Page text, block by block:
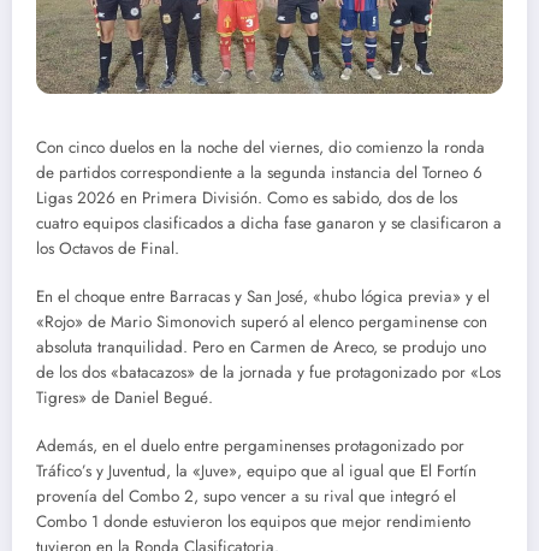
Con cinco duelos en la noche del viernes, dio comienzo la ronda
de partidos correspondiente a la segunda instancia del Torneo 6
Ligas 2026 en Primera División. Como es sabido, dos de los
cuatro equipos clasificados a dicha fase ganaron y se clasificaron a
los Octavos de Final.
En el choque entre Barracas y San José, «hubo lógica previa» y el
«Rojo» de Mario Simonovich superó al elenco pergaminense con
absoluta tranquilidad. Pero en Carmen de Areco, se produjo uno
de los dos «batacazos» de la jornada y fue protagonizado por «Los
Tigres» de Daniel Begué.
Además, en el duelo entre pergaminenses protagonizado por
Tráfico’s y Juventud, la «Juve», equipo que al igual que El Fortín
provenía del Combo 2, supo vencer a su rival que integró el
Combo 1 donde estuvieron los equipos que mejor rendimiento